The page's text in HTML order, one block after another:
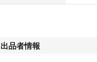
出品者情報